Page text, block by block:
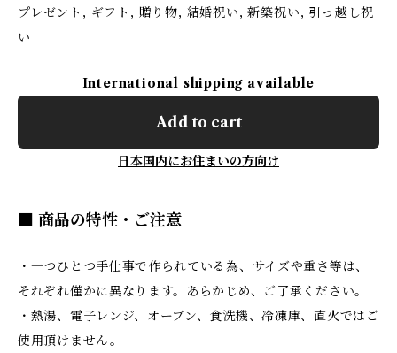
プレゼント, ギフト, 贈り物, 結婚祝い, 新築祝い, 引っ越し祝
い
International shipping available
Add to cart
日本国内にお住まいの方向け
■ 商品の特性・ご注意
・一つひとつ手仕事で作られている為、サイズや重さ等は、
それぞれ僅かに異なります。あらかじめ、ご了承ください。
・熱湯、電子レンジ、オーブン、食洗機、冷凍庫、直火ではご
使用頂けません。